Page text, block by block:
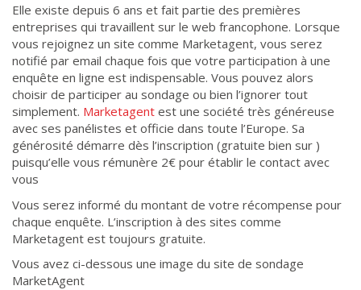
Elle existe depuis 6 ans et fait partie des premières
entreprises qui travaillent sur le web francophone. Lorsque
vous rejoignez un site comme Marketagent, vous serez
notifié par email chaque fois que votre participation à une
enquête en ligne est indispensable. Vous pouvez alors
choisir de participer au sondage ou bien l’ignorer tout
simplement. Marketagent est une société très généreuse
avec ses panélistes et officie dans toute l’Europe. Sa
générosité démarre dès l’inscription (gratuite bien sur )
puisqu’elle vous rémunère 2€ pour établir le contact avec
vous
Vous serez informé du montant de votre récompense pour
chaque enquête. L’inscription à des sites comme
Marketagent est toujours gratuite.
Vous avez ci-dessous une image du site de sondage
MarketAgent